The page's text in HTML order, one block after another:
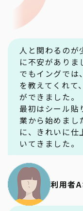
人と関わるのが
に不安がありま
でもイングでは
を教えてくれて
ができました。
最初はシール貼
業から始めまし
に、きれいに仕
いてきました。
利用者